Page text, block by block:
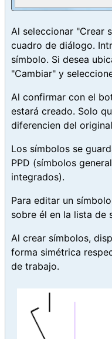
Al seleccionar "Crear
cuadro de diálogo.
símbolo. Si desea
"Cambiar" y
Al confirmar con el
estará creado. Solo
diferencien del
Los símbolos se
PPD (símbolos
integrados).
Para editar un
sobre él en la lista de
Al crear símbolos,
forma simétrica
de trabajo.